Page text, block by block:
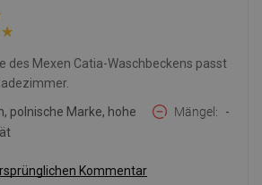
des Mexen Catia-Waschbeckens passt
polnische Marke, hohe
Mängel -
Kommentar